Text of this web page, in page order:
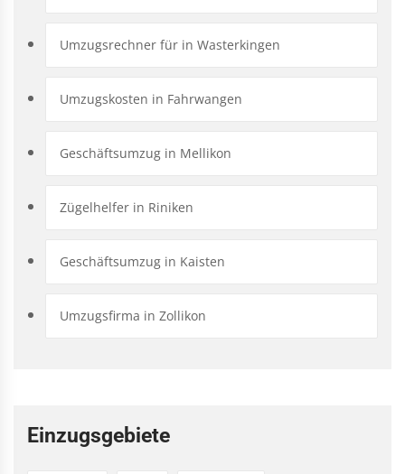
Umzugsrechner für in Wasterkingen
Umzugskosten in Fahrwangen
Geschäftsumzug in Mellikon
Zügelhelfer in Riniken
Geschäftsumzug in Kaisten
Umzugsfirma in Zollikon
Einzugsgebiete